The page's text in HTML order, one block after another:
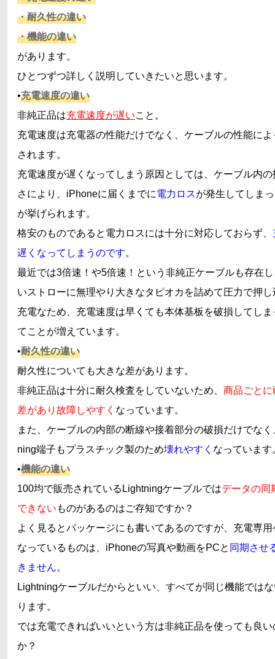
・耐久性の違い
・機能の違い
があります。
ひとつずつ詳しく説明していきたいと思います。
•充電速度の違い
非純正品は充電速度が遅いこと。
充電速度は充電器の性能だけでなく、ケーブルの性能に
されます。
充電速度が遅くなってしまう原因としては、ケーブル内
さにより、iPhoneに届くまでに電力ロスが発生してしま
が挙げられます。
格安のものであると電力ロスには十分に対応しておらず、
遅くなってしまうのです。
最近では3倍速！や5倍速！という非純正ケーブルも存在
いストローに無理やり大きなタピオカを詰めて圧力で押
充電なため、充電速度は早くても本体基板を破損してし
てことが増えています。
•耐久性の違い
耐久性についても大きな差があります。
非純正品は十分に耐久検査をしていないため、 商品ごと
差があり故障しやすく なっています。
また、ケーブルの内部の断線や接着部分の破損だけでな
ning端子もプラスチック製のため壊れやすく なっています
•機能の違い
100均で販売されているLightningケーブルではデータの同
できない ものがあるのはご存知ですか？
よく見るとパッケージにも書いてあるのですが、充電専
なっているものは、iPhoneの写真や動画をPCと 同期させ
きません。
Lightningケーブルだからといい、すべてが同じ機能では
ります。
では充電できればいいという方は非純正品を使っても良
か？